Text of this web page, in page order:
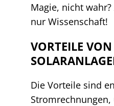
Magie, nicht
nur Wissenschaft!
VORTEILE VON
Die Vorteile sind